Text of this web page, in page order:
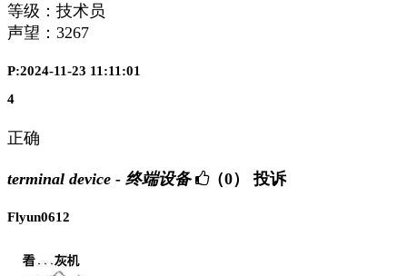
等级：技术员
声望： 3267
P:2024-11-23 11:11:01
4
正确
terminal device - 终端设备 （0） 投诉
Flyun0612